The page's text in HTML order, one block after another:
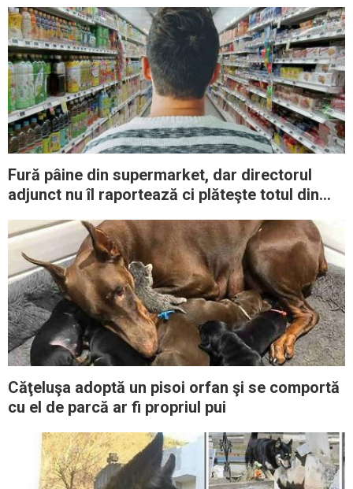
Fură pâine din supermarket, dar directorul
adjunct nu îl raportează ci plăteşte totul din
Căţeluşa adoptă un pisoi orfan şi se comportă
cu el de parcă ar fi propriul pui